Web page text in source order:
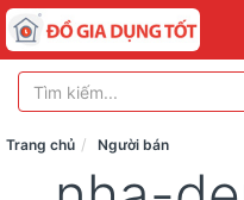
Trang chủ Người bán